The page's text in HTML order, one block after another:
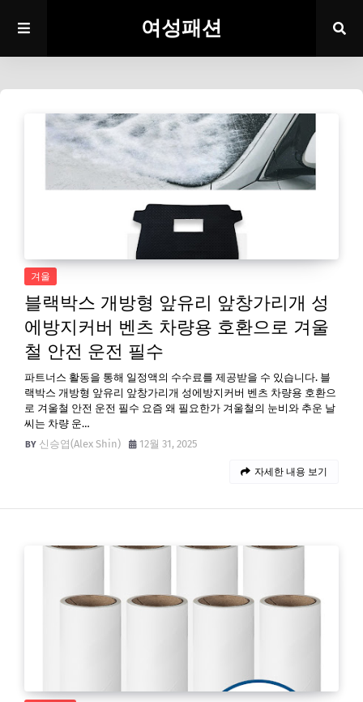
여성패션
겨울
블랙박스 개방형 앞유리 앞창가리개 성
에방지커버 벤츠 차량용 호환으로 겨울
철 안전 운전 필수
파트너스 활동을 통해 일정액의 수수료를 제공받을 수 있습니다. 블
랙박스 개방형 앞유리 앞창가리개 성에방지커버 벤츠 차량용 호환으
로 겨울철 안전 운전 필수 요즘 왜 필요한가 겨울철의 눈비와 추운 날
씨는 차량 운…
신승엽(Alex Shin)
12월 31, 2025
자세한 내용 보기